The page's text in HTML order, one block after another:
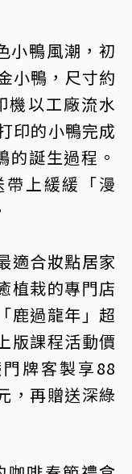
小鴨風潮，初
小鴨，尺寸約
機以工廠流水
印的小鴨完成
的誕生過程。
上緩緩「漫
適合妝點居家
植栽的專門店
鹿過龍年」超
版課程活動價
牌客製享88
，再贈送深綠